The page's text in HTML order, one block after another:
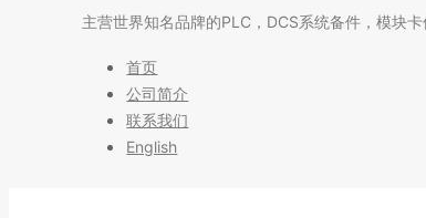
主营世界知名品牌的PLC，DCS系统备件，模块
首页
公司简介
联系我们
English